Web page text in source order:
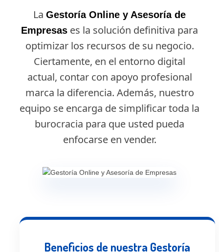
La Gestoría Online y Asesoría de
Empresas es la solución definitiva para
optimizar los recursos de su negocio.
Ciertamente, en el entorno digital
actual, contar con apoyo profesional
marca la diferencia. Además, nuestro
equipo se encarga de simplificar toda la
burocracia para que usted pueda
enfocarse en vender.
Beneficios de nuestra Gestoría